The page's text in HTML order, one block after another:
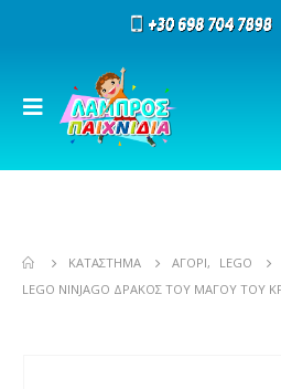
ΚΑΤΆΣΤΗΜΑ ΑΓΌΡΙ,
LEGO
LEGO NINJAGO ΔΡΆΚΟΣ ΤΟΥ ΜΆΓΟΥ ΤΟΥ